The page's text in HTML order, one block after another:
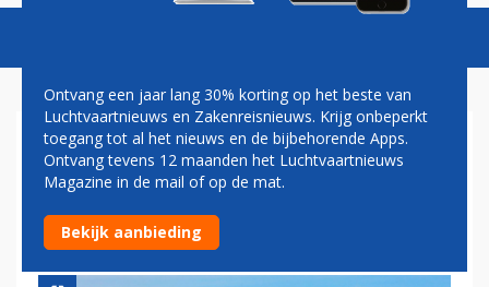
CHAOS IN RUSSISCH
VLIEGVERKEER DOOR GROTE
DRONEAANVAL
Ontvang een jaar lang 30% korting op het beste van
Luchtvaartnieuws en Zakenreisnieuws. Krijg onbeperkt
toegang tot al het nieuws en de bijbehorende Apps.
Ontvang tevens 12 maanden het Luchtvaartnieuws
Magazine in de mail of op de mat.
Bekijk aanbieding